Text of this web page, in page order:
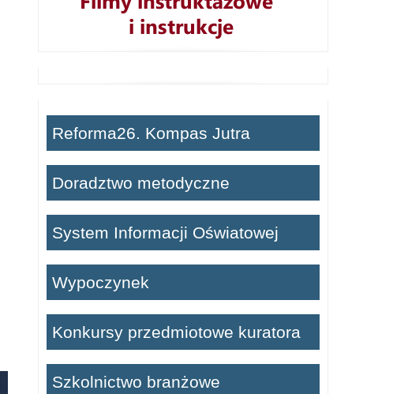
Reforma26. Kompas Jutra
Doradztwo metodyczne
System Informacji Oświatowej
Wypoczynek
Konkursy przedmiotowe kuratora
Szkolnictwo branżowe